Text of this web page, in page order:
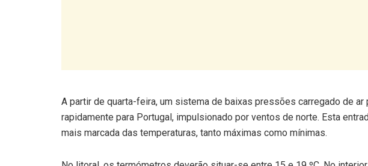
rapidamente para Portugal, impulsionado por ventos de norte. Esta
No litoral, os termómetros deverão situar-se entre 15 e 19 ºC. No
e 16 ºC. As mínimas poderão descer para valores entre 5 e 10 ºC,